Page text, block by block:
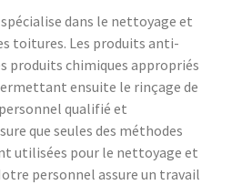
dans le nettoyage et
toitures. Les produits anti-
produits chimiques appropriés
ensuite le rinçage de
qualifié et
que seules des méthodes
utilisées pour le nettoyage et
personnel assure un travail